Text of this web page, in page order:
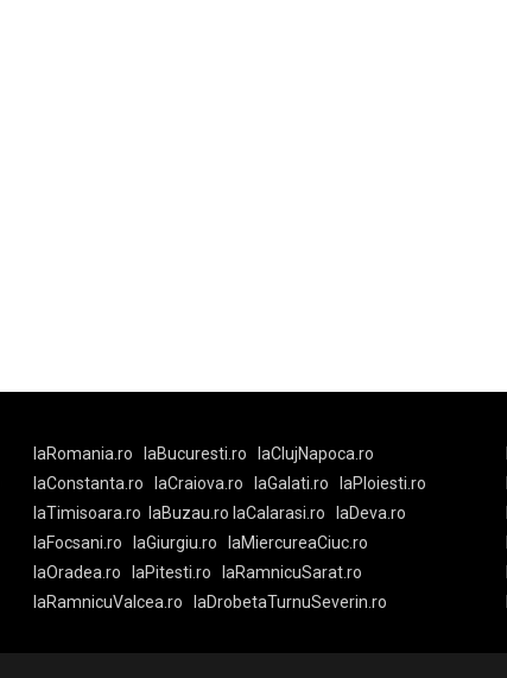
laRomania.ro laBucuresti.ro
laClujNapoca.ro
laConstanta.ro
laCraiova.ro laGalati.ro
laPloiesti.ro
laTimisoara.ro
laBuzau.ro laCalarasi.ro
laDeva.ro
laFocsani.ro
laGiurgiu.ro
laMiercureaCiuc.ro
laOradea.ro
laPitesti.ro
laRamnicuSarat.ro
laRamnicuValcea.ro
laDrobetaTurnuSeverin.ro